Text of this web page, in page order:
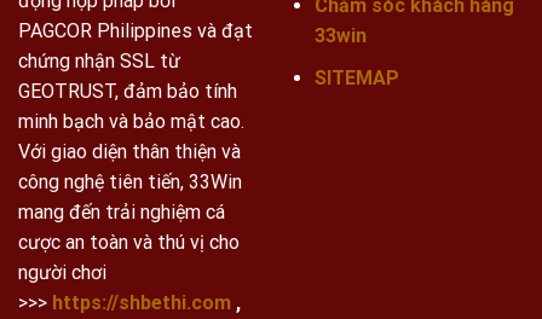
PAGCOR Philippines và đạt
chứng nhận SSL từ
GEOTRUST, đảm bảo tính
minh bạch và bảo mật cao.
Với giao diện thân thiện và
công nghệ tiên tiến, 33Win
mang đến trải nghiệm cá
cược an toàn và thú vị cho
người chơi
>>> https://shbethi.com ,
Chăm sóc khách hàng
33win
SITEMAP